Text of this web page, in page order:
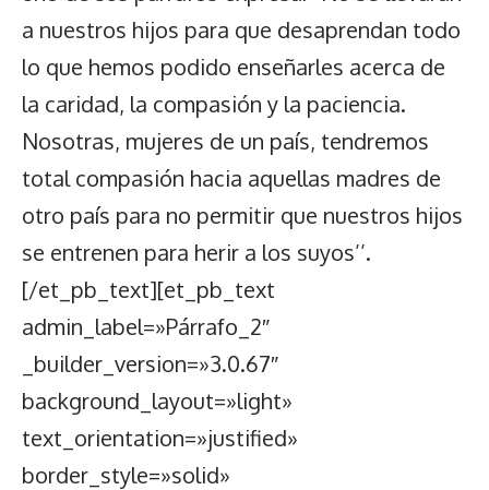
a nuestros hijos para que desaprendan todo
lo que hemos podido enseñarles acerca de
la caridad, la compasión y la paciencia.
Nosotras, mujeres de un país, tendremos
total compasión hacia aquellas madres de
otro país para no permitir que nuestros hijos
se entrenen para herir a los suyos’’.
[/et_pb_text][et_pb_text
admin_label=»Párrafo_2″
_builder_version=»3.0.67″
background_layout=»light»
text_orientation=»justified»
border_style=»solid»